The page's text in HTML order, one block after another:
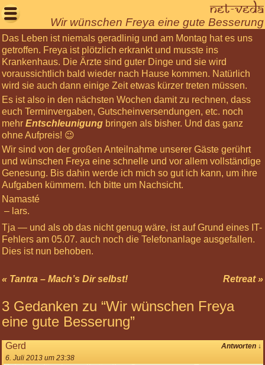
Net-Veda
Wir wünschen Freya eine gute Besserung

Das Leben ist niemals geradlinig und am Montag hat es uns
getroffen. Freya ist plötzlich erkrankt und musste ins
Krankenhaus. Die Ärzte sind guter Dinge und sie wird
voraussichtlich bald wieder nach Hause kommen. Natürlich
wird sie auch dann einige Zeit etwas kürzer treten müssen.
Es ist also in den nächsten Wochen damit zu rechnen, dass
euch Terminvergaben, Gutscheinversendungen, etc. noch
mehr Entschleunigung bringen als bisher. Und das ganz
ohne Aufpreis! 😉
Wir sind von der großen Anteilnahme unserer Gäste gerührt
und wünschen Freya eine schnelle und vor allem vollständige
Genesung. Bis dahin werde ich mich so gut ich kann, um ihre
Aufgaben kümmern. Ich bitte um Nachsicht.
Namasté
– lars.
Tja — und als ob das nicht genug wäre, ist auf Grund eines IT-
Fehlers am 05.07. auch noch die Telefonanlage ausgefallen.
Dies ist nun behoben.
« Tantra – Mach’s Dir selbst! Retreat »
3 Gedanken zu “Wir wünschen Freya
eine gute Besserung”
Antworten ↓
Gerd
6. Juli 2013 um 23:38
Informiere
Nächste
Highlights
03
Oct
Willkommen
Aktuelles
Seminare
Körperarbeit
Meditationen
uns
Net-
Veda
Tantra
Leben
Gästebuch
Login